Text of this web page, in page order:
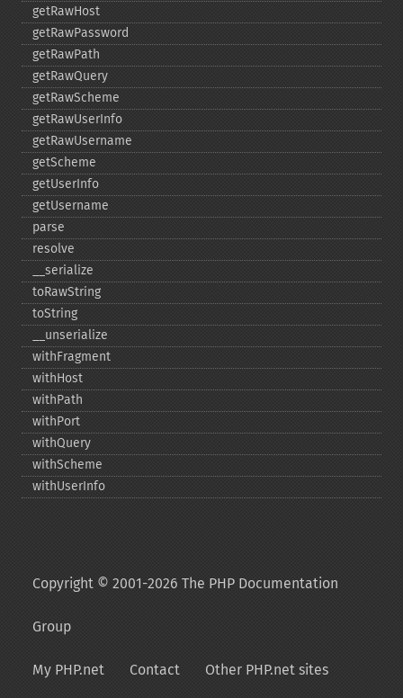
getRawHost
getRawPassword
getRawPath
getRawQuery
getRawScheme
getRawUserInfo
getRawUsername
getScheme
getUserInfo
getUsername
parse
resolve
_​_​serialize
toRawString
toString
_​_​unserialize
withFragment
withHost
withPath
withPort
withQuery
withScheme
withUserInfo
Copyright © 2001-2026 The PHP Documentation
Group
My PHP.net Contact Other PHP.net sites